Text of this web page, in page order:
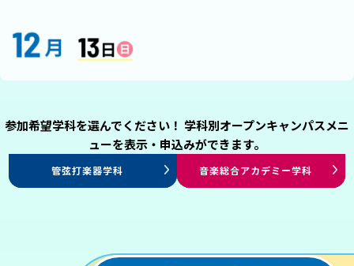
参加希望学科を選んでください！ 学科別オープンキャンパスメニ
ューを表示・申込みができます。
ヴォーカル学科 プロミュージシャン学科
アレンジ・作曲学科
プロダンサー専攻
パフォーミングアーツ学科
ミュージカル専攻
パフォーミングアーツ学科
声優俳優専攻
パフォーミングアーツ学科
演出・制作専攻
パフォーミングアーツ学科
エンタテインメント
スタッフ学科
エンタテインメントHR学科 ジャズ・ポピュラー学科
管弦打楽器学科 音楽総合アカデミー学科